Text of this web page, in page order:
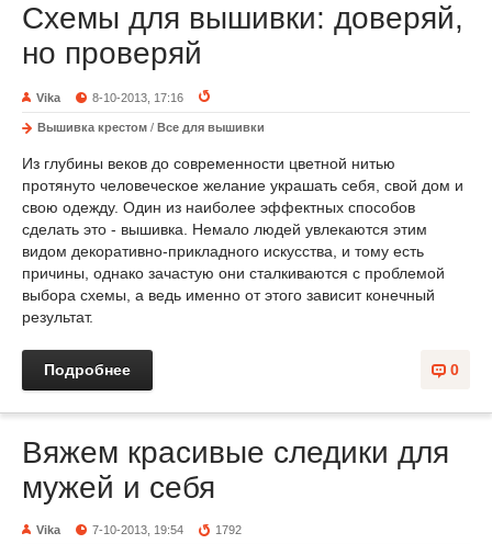
Схемы для вышивки: доверяй,
но проверяй
Vika 8-10-2013, 17:16
Вышивка крестом / Все для вышивки
Из глубины веков до современности цветной нитью
протянуто человеческое желание украшать себя, свой дом и
свою одежду. Один из наиболее эффектных способов
сделать это - вышивка. Немало людей увлекаются этим
видом декоративно-прикладного искусства, и тому есть
причины, однако зачастую они сталкиваются с проблемой
выбора схемы, а ведь именно от этого зависит конечный
результат.
0
Подробнее
Вяжем красивые следики для
мужей и себя
Vika 7-10-2013, 19:54 1792